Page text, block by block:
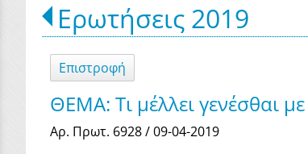
Ερωτήσεις 2019
Επιστροφή
ΘΕΜΑ: Τι μέλλει γενέσθαι
Αρ. Πρωτ. 6928 / 09-04-2019